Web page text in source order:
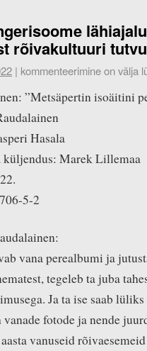
rõivakultuuri
| kommenteerimine on välja
”Metsäpertin isoäitini
Hasala
Marek Lillemaa
5-2
vana perealbumi ja
tegeleb ta juba
Ja ta ise saab
fotode ja nende
vanuseid